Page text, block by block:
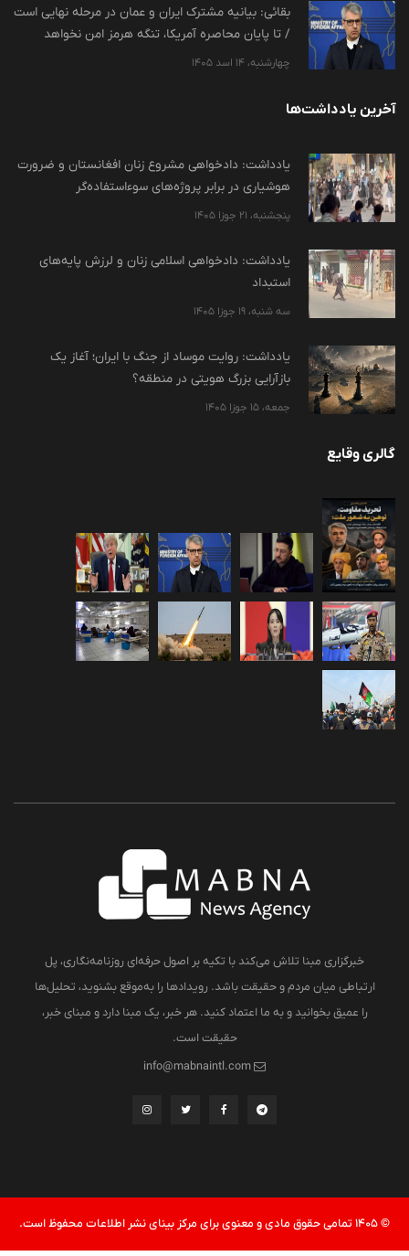
بقائی: بیانیه مشترک ایران و عمان در مرحله نهایی است
/ تا پایان محاصره آمریکا، تنگه هرمز امن نخواهد
چهارشنبه، 14 اسد 1405
آخرین یادداشت‌ها
یادداشت: دادخواهی مشروع زنان افغانستان و ضرورت
هوشیاری در برابر پروژه‌های سوءاستفاده‌گر
پنجشنبه، 21 جوزا 1405
یادداشت: دادخواهی اسلامی زنان و لرزش پایه‌های
استبداد
سه شنبه، 19 جوزا 1405
یادداشت: روایت موساد از جنگ با ایران؛ آغاز یک
بازآرایی بزرگ هویتی در منطقه؟
جمعه، 15 جوزا 1405
گالری وقایع
خبرگزاری مبنا تلاش می‌کند با تکیه بر اصول حرفه‌ای روزنامه‌نگاری، پل
ارتباطی میان مردم و حقیقت باشد. رویدادها را به‌موقع بشنوید، تحلیل‌ها
را عمیق بخوانید و به ما اعتماد کنید. هر خبر، یک مبنا دارد و مبنای خبر،
حقیقت است.
info@mabnaintl.com
© 1405 تمامی حقوق مادی و معنوی برای مرکز بینای نشر اطلاعات محفوظ است.